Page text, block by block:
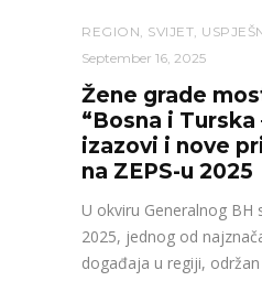
REGION, SVIJET,
September 16, 2025
Žene grade
“Bosna i
izazovi i nove
na ZEPS-u 2025
U okviru Generalnog BH
2025, jednog od
događaja u regiji,